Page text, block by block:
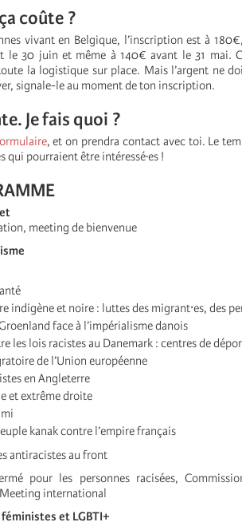
coûte ?
vivant en Belgique, l’inscription est à
le 30 juin et même à 140€ avant le 31 mai.
la logistique sur place. Mais l’argent ne
signale-le au moment de ton inscription.
Je fais quoi ?
, et on prendra contact avec toi. Le
qui pourraient être intéressé·es !
meeting de bienvenue
indigène et noire : luttes des migrant⸱es, des
face à l’impérialisme danois
les lois racistes au Danemark : centres de
de l’Union européenne
en Angleterre
et extrême droite
kanak contre l’empire français
antiracistes au front
pour les personnes racisées,
international
et LGBTI+